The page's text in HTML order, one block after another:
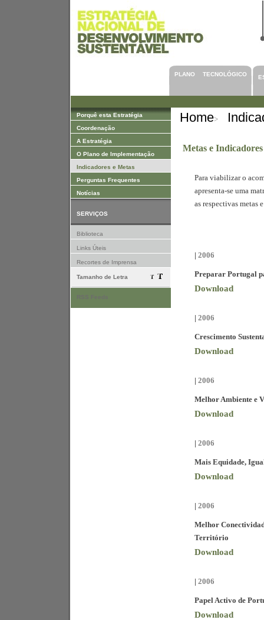
PLANO TECNOLÓGICO
Porquê esta Estratégia
Coordenação
A Estratégia
O Plano de Implementação
Indicadores e Metas
Perguntas Frequentes
Notícias
SERVIÇOS
Biblioteca
Links Úteis
Recortes de Imprensa
Tamanho de Letra
Home>
Metas e Indicadores
Para viabilizar o
apresenta-se uma
as respectivas metas
| 2006
Preparar Portugal
Download
| 2006
Crescimento
Download
| 2006
Melhor Ambiente e
Download
| 2006
Mais Equidade,
Download
| 2006
Melhor
Território
Download
| 2006
Papel Activo de
Download